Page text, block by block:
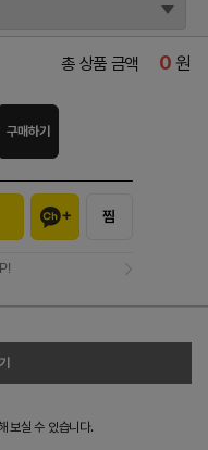
총 상품 금액 0 원
구매하기
보실 수 있습니다.